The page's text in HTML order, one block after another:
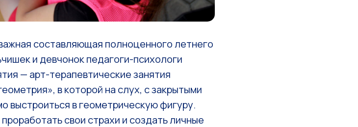
составляющая полноценного летнего
и девчонок педагоги-психологи
— арт-терапевтические занятия
в которой на слух, с закрытыми
выстроиться в геометрическую фигуру.
свои страхи и создать личные